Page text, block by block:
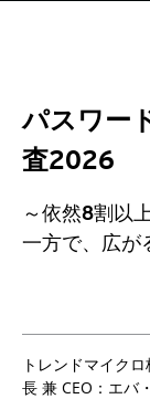
パスワー
査2026
～依然8割以
一方で、広が
トレンドマイク
長 兼 CEO：エバ